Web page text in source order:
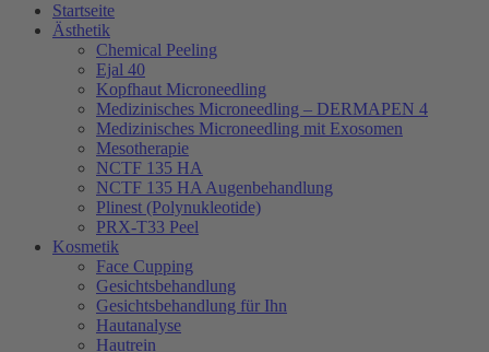
Startseite
Ästhetik
Chemical Peeling
Ejal 40
Kopfhaut Microneedling
Medizinisches Microneedling – DERMAPEN 4
Medizinisches Microneedling mit Exosomen
Mesotherapie
NCTF 135 HA
NCTF 135 HA Augenbehandlung
Plinest (Polynukleotide)
PRX-T33 Peel
Kosmetik
Face Cupping
Gesichtsbehandlung
Gesichtsbehandlung für Ihn
Hautanalyse
Hautrein